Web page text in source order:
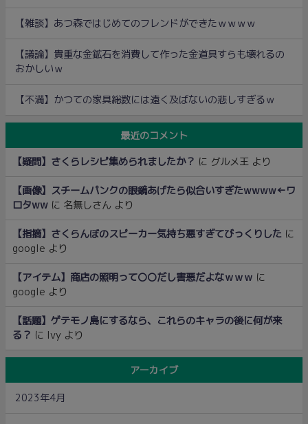
【雑談】あつ森ではじめてのフレンドができたｗｗｗｗ
【議論】貴重な金鉱石を消費して作った金道具すらも壊れるの
おかしいｗ
【不満】かつての家具総数には遠く及ばないの悲しすぎるｗ
最近のコメント
【疑問】さくらレシピ集められましたか？ に グルメ王 より
【画像】スチームパンクの眼鏡あげたら似合いすぎたwwww←ワ
ロタww に 名無しさん より
【指摘】さくらんぼのスピーカー気持ち悪すぎてびっくりした に
google より
【アイテム】商店の照明って〇〇だし害悪だよなｗｗｗ に
google より
【話題】ゲテモノ島にするなら、これらのキャラの後に何が来
る？ に Ivy より
アーカイブ
2023年4月